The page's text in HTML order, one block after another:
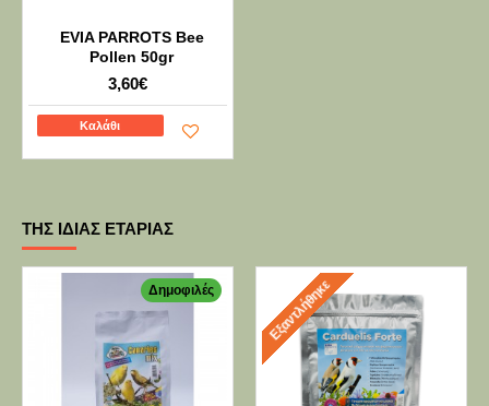
EVIA PARROTS Bee
Pollen 50gr
3,60€
Καλάθι
ΤΗΣ ΊΔΙΑΣ ΕΤΑΡΊΑΣ
Δημοφιλές Εξαντλήθηκε